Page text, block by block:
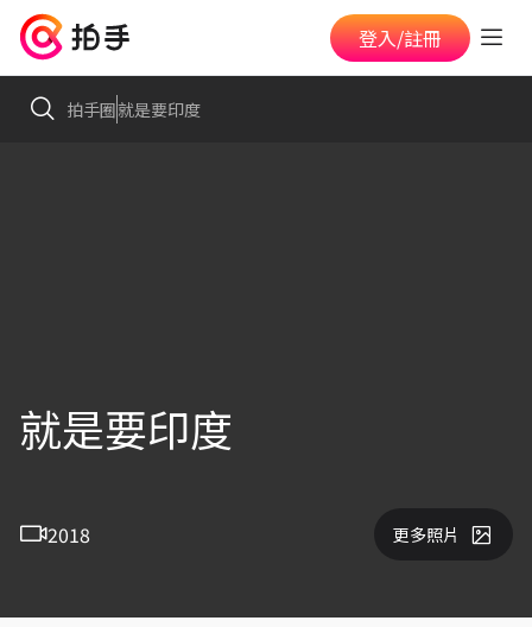
登入/註冊
拍手圈就是要印度
就是要印度
2018 更多照片